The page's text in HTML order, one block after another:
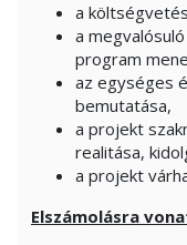
a
a
program
az egységes
bemutatása,
a projekt
realitása,
a projekt
Elszámolásra